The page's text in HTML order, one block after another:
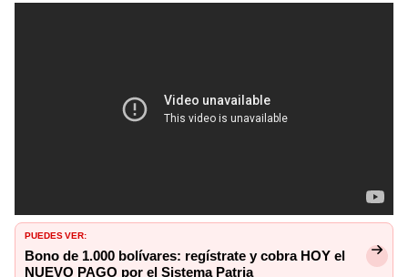
PUEDES VER:
Bono de 1.000 bolívares: regístrate y cobra HOY el
NUEVO PAGO por el Sistema Patria